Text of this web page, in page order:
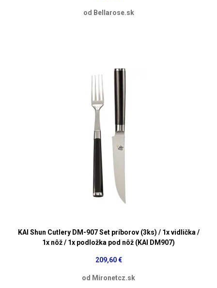
od Bellarose.sk
KAI Shun Cutlery DM-907 Set príborov (3ks) / 1x vidlička /
1x nôž / 1x podložka pod nôž (KAI DM907)
209,60 €
od Mironetcz.sk